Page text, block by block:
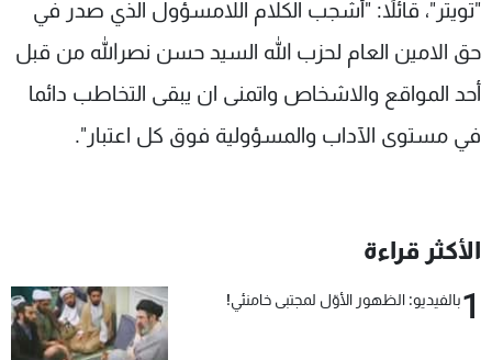
"تويتر"، قائلاً: "أشجب الكلام اللامسؤول الذي صدر في
حق الامين العام لحزب الله السيد حسن نصرالله من قبل
أحد المواقع والاشخاص واتمنى ان يبقى التخاطب دائما
في مستوى الآداب والمسؤولية فوق كل اعتبار".
الأكثر قراءة
1بالفيديو: الظهور الأوّل لمجتبى خامنئي!
عن MTV
الإنـتـاج
لاعلاناتكم
وظائف
تواصل معنا
شروط الإسـتخدام
سياسة الخصوصية